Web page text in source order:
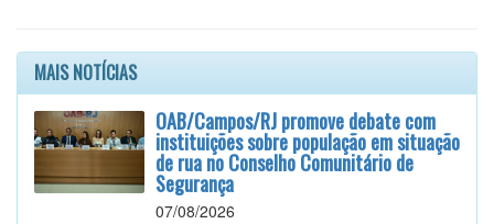
MAIS NOTÍCIAS
OAB/Campos/RJ promove debate com
instituições sobre população em situação
de rua no Conselho Comunitário de
Segurança
07/08/2026